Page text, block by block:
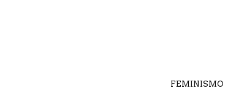
FEMINISMO